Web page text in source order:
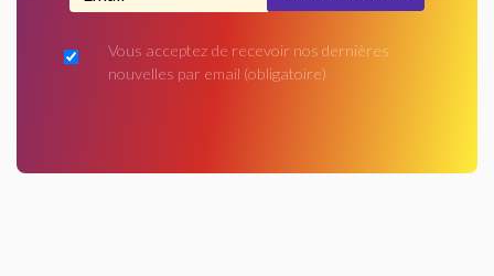
Vous acceptez de recevoir nos dernières
nouvelles par email (obligatoire)